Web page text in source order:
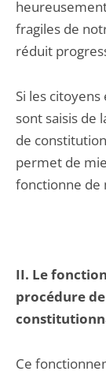
fragiles de
réduit
Si les
sont saisis de
de
permet de
fonctionne de
II. Le
procédure
Ce